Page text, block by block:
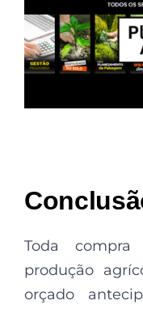
Toda
produção
orçado